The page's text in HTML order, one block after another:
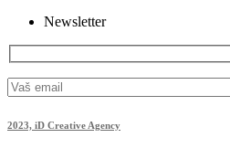
Newsletter
2023, iD Creative Agency